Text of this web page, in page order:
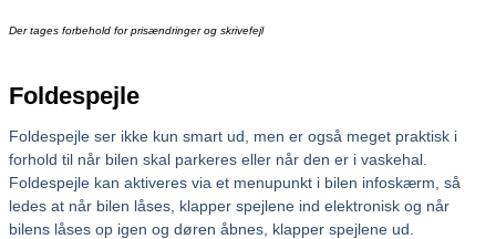
Der tages forbehold for prisændringer og skrivefejl
Foldespejle
Foldespejle ser ikke kun smart ud, men er også meget praktisk i
forhold til når bilen skal parkeres eller når den er i vaskehal.
Foldespejle kan aktiveres via et menupunkt i bilen infoskærm, så
ledes at når bilen låses, klapper spejlene ind elektronisk og når
bilens låses op igen og døren åbnes, klapper spejlene ud.